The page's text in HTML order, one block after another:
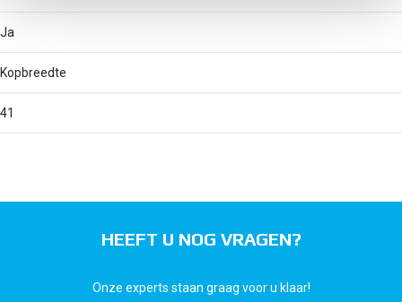
Ja
Kopbreedte
41
HEEFT U NOG VRAGEN?
Onze experts staan graag voor u klaar!